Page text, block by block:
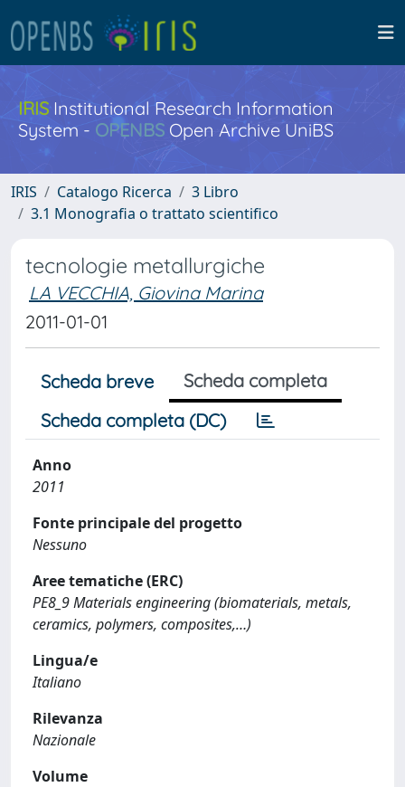
IRISInstitutional Research Information
System - OPENBS Open Archive UniBS
IRIS Catalogo Ricerca
3 Libro
3.1 Monografia o trattato scientifico
tecnologie metallurgiche
LA VECCHIA, Giovina Marina
2011-01-01
Scheda breve
Scheda completa
Scheda completa (DC)
Anno
2011
Fonte principale del progetto
Nessuno
Aree tematiche (ERC)
PE8_9 Materials engineering (biomaterials, metals,
ceramics, polymers, composites,…)
Lingua/e
Italiano
Rilevanza
Nazionale
Volume